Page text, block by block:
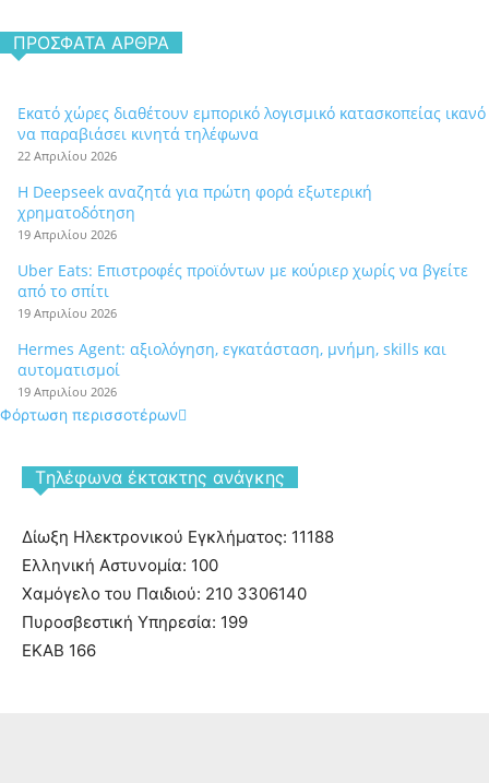
ΠΡΌΣΦΑΤΑ ΆΡΘΡΑ
Εκατό χώρες διαθέτουν εμπορικό λογισμικό κατασκοπείας ικανό
να παραβιάσει κινητά τηλέφωνα
22 Απριλίου 2026
Η Deepseek αναζητά για πρώτη φορά εξωτερική
χρηματοδότηση
19 Απριλίου 2026
Uber Eats: Επιστροφές προϊόντων με κούριερ χωρίς να βγείτε
από το σπίτι
19 Απριλίου 2026
Hermes Agent: αξιολόγηση, εγκατάσταση, μνήμη, skills και
αυτοματισμοί
19 Απριλίου 2026
Φόρτωση περισσοτέρων
Tηλέφωνα έκτακτης ανάγκης
Δίωξη Ηλεκτρονικού Εγκλήματος: 11188
Ελληνική Αστυνομία: 100
Χαμόγελο του Παιδιού: 210 3306140
Πυροσβεστική Υπηρεσία: 199
ΕΚΑΒ 166